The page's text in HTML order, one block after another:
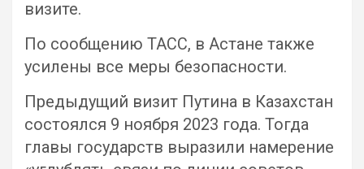
визите.
По сообщению ТАСС, в Астане также
усилены все меры безопасности.
Предыдущий визит Путина в Казахстан
состоялся 9 ноября 2023 года. Тогда
главы государств выразили намерение